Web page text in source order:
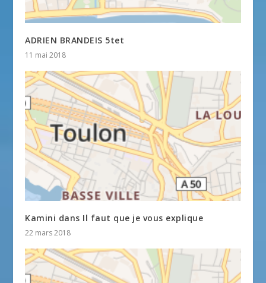
ADRIEN BRANDEIS 5tet
11 mai 2018
Kamini dans Il faut que je vous explique
22 mars 2018